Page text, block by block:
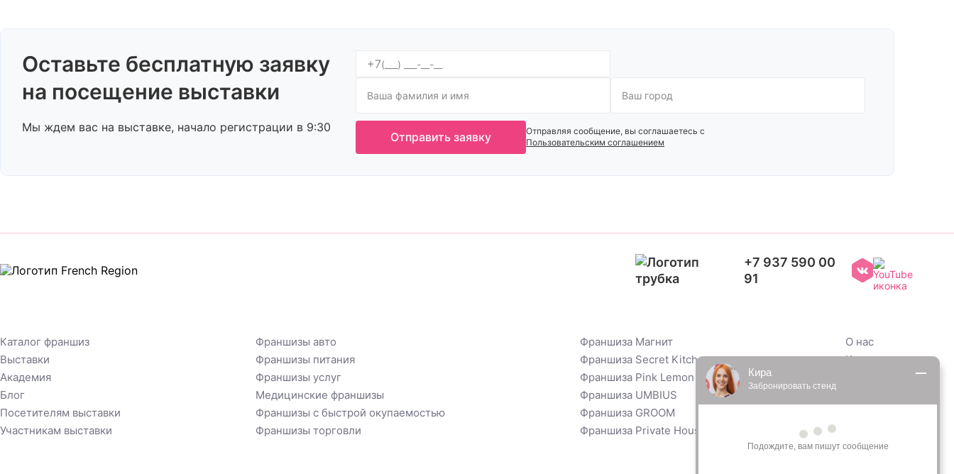
Оставьте бесплатную заявку
на посещение выставки
Мы ждем вас на выставке, начало регистрации в 9:30
+7
Отправить заявку
Отправляя сообщение, вы соглашаетесь с
Пользовательским соглашением
+7 937 590 00
91
Каталог франшиз
Выставки
Академия
Блог
Посетителям выставки
Участникам выставки
Франшизы авто
Франшизы питания
Франшизы услуг
Медицинские франшизы
Франшизы с быстрой окупаемостью
Франшизы торговли
Франшиза Магнит
Франшиза Secret Kitchen
Франшиза Pink Lemon
Франшиза UMBIUS
Франшиза GROOM
Франшиза Private House
О нас
Контакты
Кира
Забронировать стенд
Подождите, вам пишут сообщение